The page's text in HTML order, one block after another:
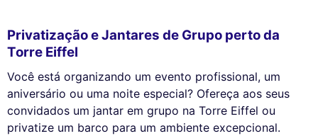
Privatização e Jantares de Grupo perto da
Torre Eiffel
Você está organizando um evento profissional, um
aniversário ou uma noite especial? Ofereça aos seus
convidados um jantar em grupo na Torre Eiffel ou
privatize um barco para um ambiente excepcional.